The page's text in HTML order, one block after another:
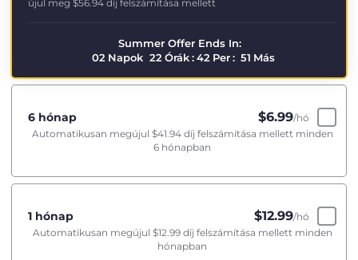
újul meg $56.94 díj felszámítása mellett
Summer Offer Ends In:
02 Napok 22 Órák:42 Per: 50 Más
6 hónap $6.99/hó
Automatikusan megújul $41.94díj felszámítása mellett minden
6 hónapban
1 hónap $12.99/hó
Automatikusan megújul $12.99díj felszámítása mellett minden
hónapban